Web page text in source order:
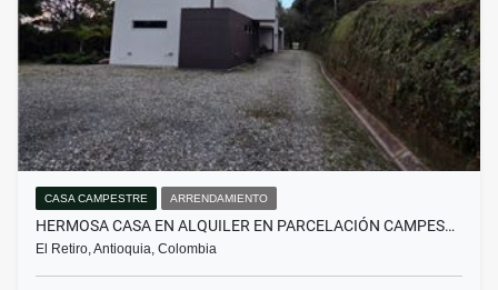
CASA CAMPESTRE ARRENDAMIENTO
HERMOSA CASA EN ALQUILER EN PARCELACIÓN CAMPES…
El Retiro, Antioquia, Colombia